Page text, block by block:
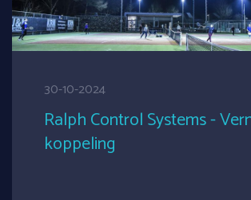
30-10-2024
Ralph Control Systems -
koppeling